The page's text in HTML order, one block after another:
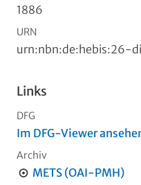
1886
URN
urn:nbn:de:hebis:26-
Links
DFG
Im DFG-Viewer
Archiv
METS (OAI-PMH)